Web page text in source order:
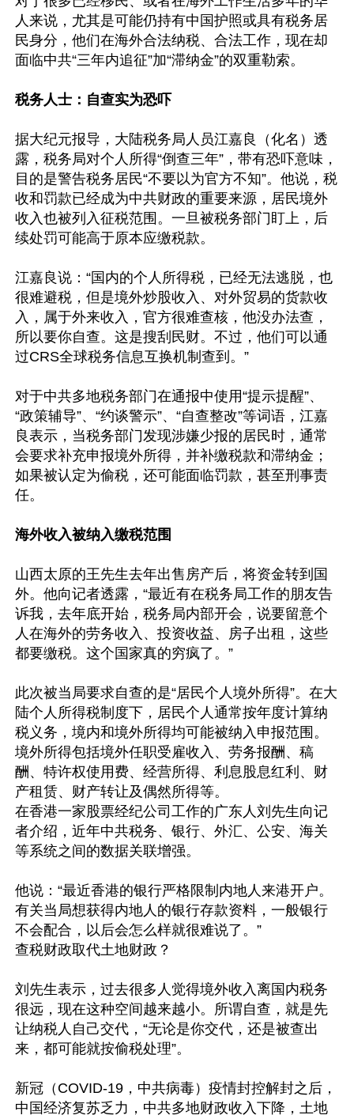
人来说，尤其是可能仍持有中国护照或具有税务居
民身分，他们在海外合法纳税、合法工作，现在却
面临中共“三年内追征”加“滞纳金”的双重勒索。
税务人士：自查实为恐吓
据大纪元报导，大陆税务局人员江嘉良（化名）透
露，税务局对个人所得“倒查三年”，带有恐吓意味，
目的是警告税务居民“不要以为官方不知”。他说，税
收和罚款已经成为中共财政的重要来源，居民境外
收入也被列入征税范围。一旦被税务部门盯上，后
续处罚可能高于原本应缴税款。
江嘉良说：“国内的个人所得税，已经无法逃脱，也
很难避税，但是境外炒股收入、对外贸易的货款收
入，属于外来收入，官方很难查核，他没办法查，
所以要你自查。这是搜刮民财。不过，他们可以通
过CRS全球税务信息互换机制查到。”
对于中共多地税务部门在通报中使用“提示提醒”、
“政策辅导”、“约谈警示”、“自查整改”等词语，江嘉
良表示，当税务部门发现涉嫌少报的居民时，通常
会要求补充申报境外所得，并补缴税款和滞纳金；
如果被认定为偷税，还可能面临罚款，甚至刑事责
任。
海外收入被纳入缴税范围
山西太原的王先生去年出售房产后，将资金转到国
外。他向记者透露，“最近有在税务局工作的朋友告
诉我，去年底开始，税务局内部开会，说要留意个
人在海外的劳务收入、投资收益、房子出租，这些
都要缴税。这个国家真的穷疯了。”
此次被当局要求自查的是“居民个人境外所得”。在大
陆个人所得税制度下，居民个人通常按年度计算纳
税义务，境内和境外所得均可能被纳入申报范围。
境外所得包括境外任职受雇收入、劳务报酬、稿
酬、特许权使用费、经营所得、利息股息红利、财
产租赁、财产转让及偶然所得等。
在香港一家股票经纪公司工作的广东人刘先生向记
者介绍，近年中共税务、银行、外汇、公安、海关
等系统之间的数据关联增强。
他说：“最近香港的银行严格限制内地人来港开户。
有关当局想获得内地人的银行存款资料，一般银行
不会配合，以后会怎么样就很难说了。”
查税财政取代土地财政？
刘先生表示，过去很多人觉得境外收入离国内税务
很远，现在这种空间越来越小。所谓自查，就是先
让纳税人自己交代，“无论是你交代，还是被查出
来，都可能就按偷税处理”。
新冠（COVID-19，中共病毒）疫情封控解封之后，
中国经济复苏乏力，中共多地财政收入下降，土地